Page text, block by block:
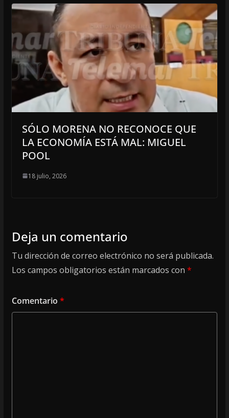
SÓLO MORENA NO RECONOCE QUE
LA ECONOMÍA ESTÁ MAL: MIGUEL
POOL
18 julio, 2026
Deja un comentario
Tu dirección de correo electrónico no será publicada.
Los campos obligatorios están marcados con *
Comentario *